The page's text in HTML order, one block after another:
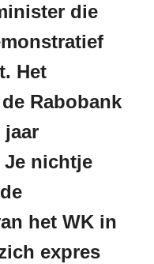
die
Het
Rabobank
jaar
nichtje
het WK in
expres